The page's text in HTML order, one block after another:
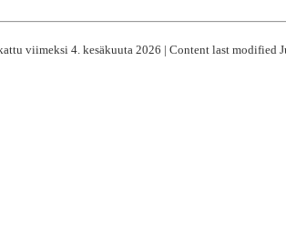
viimeksi 4. kesäkuuta 2026 | Content last modified